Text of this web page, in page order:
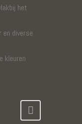
het
en diverse
kleuren